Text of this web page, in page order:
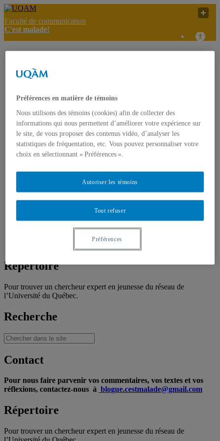
Faculté de communication
C'est malade!
Accueil
À propos
Présentation
Projet FODAR
L’équipe
Contact
Articles informatifs
Références sur la vie des jeunes
Textes de référence
Effets des médias sur les jeunes
Productions/interventions inspirantes
Témoignages
Témoignages de professionnels
Témoignages de chercheurs
Capsules vidéos
Répertoire
Pour trouver un chercheur expert en jeunesse du réseau de
l’Université du Québec.
Recherche
Contact
Pour nous faire parvenir vos commentaires, vos textes et vos
réflexions, contactez-nous à blogue.cestmalade@gmail.com
Répertoire
Pour trouver un chercheur expert en jeunesse du réseau de
Préférences en matière de témoins
Nous utilisons des témoins (cookies) afin de collecter des
informations qui nous permettent d’améliorer votre expérience sur
le site, de vous proposer des contenus vidéo, d’analyser les
statistiques de fréquentation, etc. Vous pouvez personnaliser votre
choix en sélectionnant « Préférences ».
Tout refuser
Autoriser les témoins
Préférences